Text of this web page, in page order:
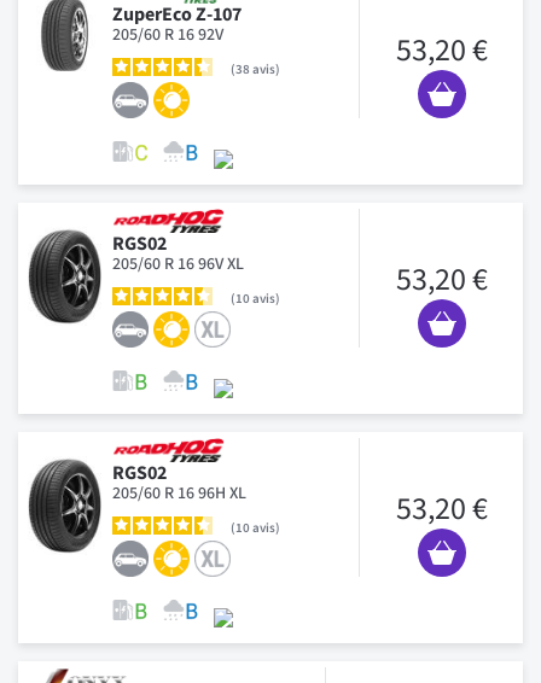
ZuperEco Z-107
205/60 R 16 92V
38 avis 53,20 €
RGS02
205/60 R 16 96V XL
10avis 53,20 €
RGS02
205/60 R 16 96H XL
10avis 53,20 €